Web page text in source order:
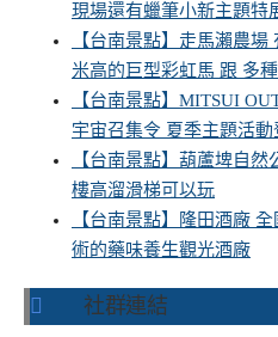
現場還有蠟筆小新主題特
【台南景點】走馬瀨農
米高的巨型彩虹馬 跟 多
【台南景點】MITSUI
宇宙召集令 夏季主題活動
【台南景點】葫蘆埤自
樓高溜滑梯可以玩
【台南景點】隆田酒廠
術的藥味養生觀光酒廠
社群連結